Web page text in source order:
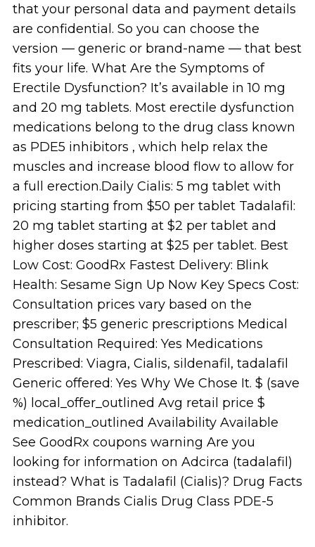
that your personal data and payment details
are confidential. So you can choose the
version — generic or brand-name — that best
fits your life. What Are the Symptoms of
Erectile Dysfunction? It’s available in 10 mg
and 20 mg tablets. Most erectile dysfunction
medications belong to the drug class known
as PDE5 inhibitors , which help relax the
muscles and increase blood flow to allow for
a full erection.Daily Cialis: 5 mg tablet with
pricing starting from $50 per tablet Tadalafil:
20 mg tablet starting at $2 per tablet and
higher doses starting at $25 per tablet. Best
Low Cost: GoodRx Fastest Delivery: Blink
Health: Sesame Sign Up Now Key Specs Cost:
Consultation prices vary based on the
prescriber; $5 generic prescriptions Medical
Consultation Required: Yes Medications
Prescribed: Viagra, Cialis, sildenafil, tadalafil
Generic offered: Yes Why We Chose It. $ (save
%) local_offer_outlined Avg retail price $
medication_outlined Availability Available
See GoodRx coupons warning Are you
looking for information on Adcirca (tadalafil)
instead? What is Tadalafil (Cialis)? Drug Facts
Common Brands Cialis Drug Class PDE-5
inhibitor.